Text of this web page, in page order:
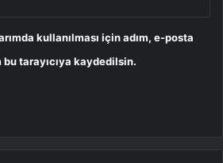
kullanılması için adım, e-posta
tarayıcıya kaydedilsin.